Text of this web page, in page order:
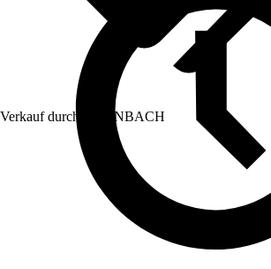
Verkauf durch: HORNBACH